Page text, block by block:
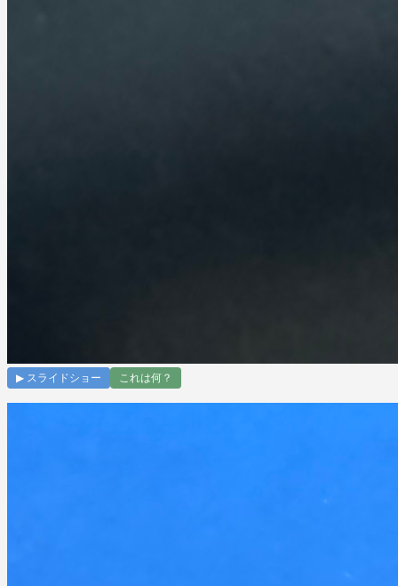
▶ スライドショー これは何？